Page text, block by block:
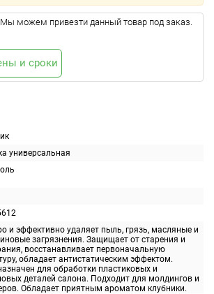
универсальная
и эффективно удаляет пыль, грязь, масляные и
загрязнения. Защищает от старения и
восстанавливает первоначальную
обладает антистатическим эффектом.
для обработки пластиковых и
деталей салона. Подходит для молдингов и
Обладает приятным ароматом клубники.
Мы можем привезти данный товар под заказ.
и сроки